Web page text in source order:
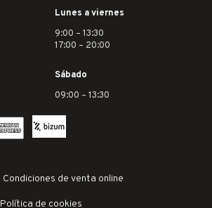
Lunes a viernes
9:00 – 13:30
17:00 – 20:00
Sábado
09:00 – 13:30
Condiciones de venta online
Política de cookies